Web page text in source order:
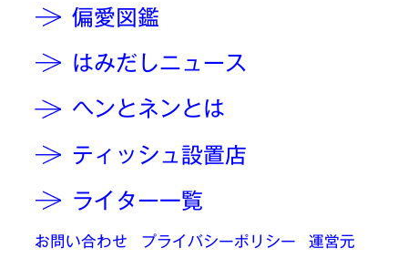
偏愛図鑑
はみだしニュース
ヘンとネンとは
ティッシュ設置店
ライター一覧
お問い合わせ プライバシーポリシー 運営元